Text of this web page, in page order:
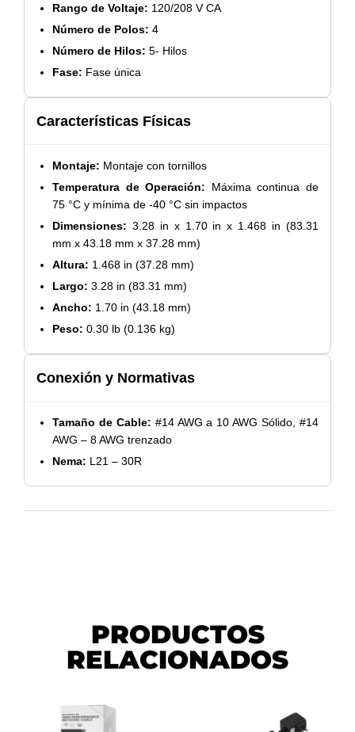
Rango de Voltaje: 120/208 V CA
Número de Polos: 4
Número de Hilos: 5- Hilos
Fase: Fase única
Características Físicas
Montaje: Montaje con tornillos
Temperatura de Operación: Máxima continua de
75 °C y mínima de -40 °C sin impactos
Dimensiones: 3.28 in x 1.70 in x 1.468 in (83.31
mm x 43.18 mm x 37.28 mm)
Altura: 1.468 in (37.28 mm)
Largo: 3.28 in (83.31 mm)
Ancho: 1.70 in (43.18 mm)
Peso: 0.30 lb (0.136 kg)
Conexión y Normativas
Tamaño de Cable: #14 AWG a 10 AWG Sólido, #14
AWG – 8 AWG trenzado
Nema: L21 – 30R
PRODUCTOS
RELACIONADOS